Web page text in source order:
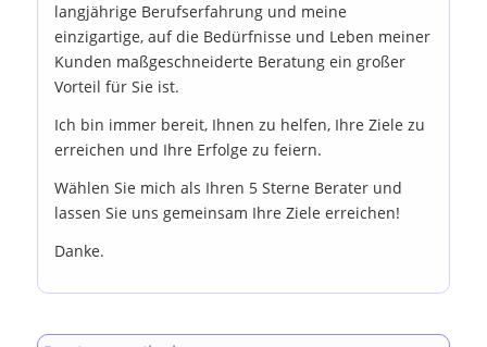
langjährige Berufserfahrung und meine
einzigartige, auf die Bedürfnisse und Leben meiner
Kunden maßgeschneiderte Beratung ein großer
Vorteil für Sie ist.
Ich bin immer bereit, Ihnen zu helfen, Ihre Ziele zu
erreichen und Ihre Erfolge zu feiern.
Wählen Sie mich als Ihren 5 Sterne Berater und
lassen Sie uns gemeinsam Ihre Ziele erreichen!
Danke.